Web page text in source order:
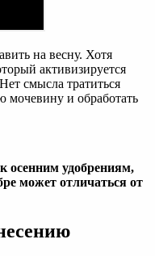
на весну. Хотя
активизируется
смысла тратиться
мочевину и обработать
осенним удобрениям,
может отличаться от